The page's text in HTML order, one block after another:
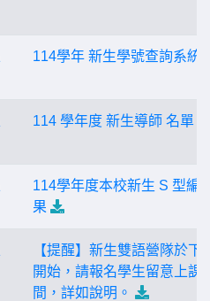
114學年 新生學號查詢系統
114 學年度 新生導師 名單
114學年度本校新生 S 型編
果
【提醒】新生雙語營隊於下
開始，請報名學生留意上課
間，詳如說明。